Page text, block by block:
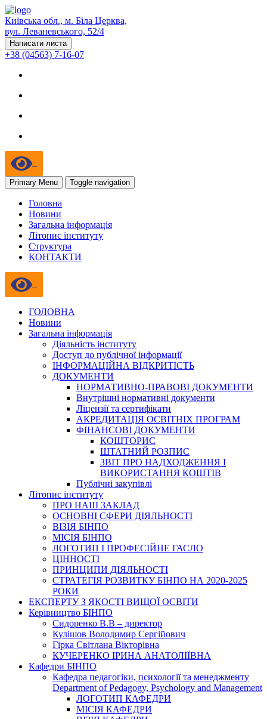
Київська обл., м. Біла Церква,
вул. Леваневського, 52/4
Написати листа
+38 (04563) 7-16-07
Primary Menu Toggle navigation
Головна
Новини
Загальна інформація
Літопис інституту
Структура
КОНТАКТИ
ГОЛОВНА
Новини
Загальна інформація
Діяльність інституту
Доступ до публічної інформації
ІНФОРМАЦІЙНА ВІДКРИТІСТЬ
ДОКУМЕНТИ
НОРМАТИВНО-ПРАВОВІ ДОКУМЕНТИ
Внутрішні нормативні документи
Ліцензії та сертифікати
АКРЕДИТАЦІЯ ОСВІТНІХ ПРОГРАМ
ФІНАНСОВІ ДОКУМЕНТИ
КОШТОРИС
ШТАТНИЙ РОЗПИС
ЗВІТ ПРО НАДХОДЖЕННЯ І
ВИКОРИСТАННЯ КОШТІВ
Публічні закупівлі
Літопис інституту
ПРО НАШ ЗАКЛАД
ОСНОВНІ СФЕРИ ДІЯЛЬНОСТІ
ВІЗІЯ БІНПО
МІСІЯ БІНПО
ЛОГОТИП І ПРОФЕСІЙНЕ ГАСЛО
ЦІННОСТІ
ПРИНЦИПИ ДІЯЛЬНОСТІ
СТРАТЕГІЯ РОЗВИТКУ БІНПО НА 2020-2025
РОКИ
ЕКСПЕРТУ З ЯКОСТІ ВИЩОЇ ОСВІТИ
Керівництво БІНПО
Сидоренко В.В – директор
Кулішов Володимир Сергійович
Гірка Світлана Вікторівна
КУЧЕРЕНКО ІРИНА АНАТОЛІЇВНА
Кафедри БІНПО
Кафедра педагогіки, психології та менеджменту
Department of Pedagogy, Psychology and Management
ЛОГОТИП КАФЕДРИ
МІСІЯ КАФЕДРИ